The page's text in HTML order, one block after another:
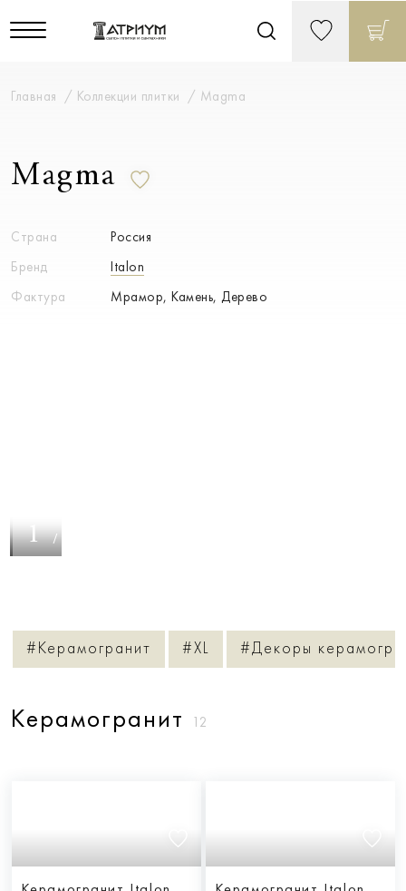
Главная Коллекции плитки Magma
Magma
Страна
Россия
Бренд
Italon
Фактура
Мрамор, Камень, Дерево
1 /
#Керамогранит #XL #Декоры
Керамогранит 12